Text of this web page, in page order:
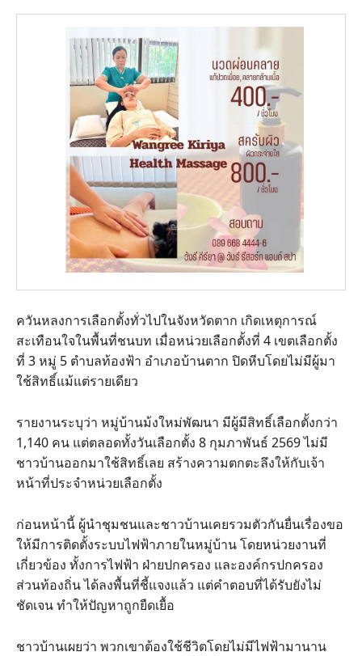
ควันหลงการเลือกตั้งทั่วไปในจังหวัดตาก เกิดเหตุการณ์
สะเทือนใจในพื้นที่ชนบท เมื่อหน่วยเลือกตั้งที่ 4 เขตเลือกตั้ง
ที่ 3 หมู่ 5 ตำบลท้องฟ้า อำเภอบ้านตาก ปิดหีบโดยไม่มีผู้มา
ใช้สิทธิ์แม้แต่รายเดียว
รายงานระบุว่า หมู่บ้านม้งใหม่พัฒนา มีผู้มีสิทธิ์เลือกตั้งกว่า
1,140 คน แต่ตลอดทั้งวันเลือกตั้ง 8 กุมภาพันธ์ 2569 ไม่มี
ชาวบ้านออกมาใช้สิทธิ์เลย สร้างความตกตะลึงให้กับเจ้า
หน้าที่ประจำหน่วยเลือกตั้ง
ก่อนหน้านี้ ผู้นำชุมชนและชาวบ้านเคยรวมตัวกันยื่นเรื่องขอ
ให้มีการติดตั้งระบบไฟฟ้าภายในหมู่บ้าน โดยหน่วยงานที่
เกี่ยวข้อง ทั้งการไฟฟ้า ฝ่ายปกครอง และองค์กรปกครอง
ส่วนท้องถิ่น ได้ลงพื้นที่ชี้แจงแล้ว แต่คำตอบที่ได้รับยังไม่
ชัดเจน ทำให้ปัญหาถูกยืดเยื้อ
ชาวบ้านเผยว่า พวกเขาต้องใช้ชีวิตโดยไม่มีไฟฟ้ามานาน